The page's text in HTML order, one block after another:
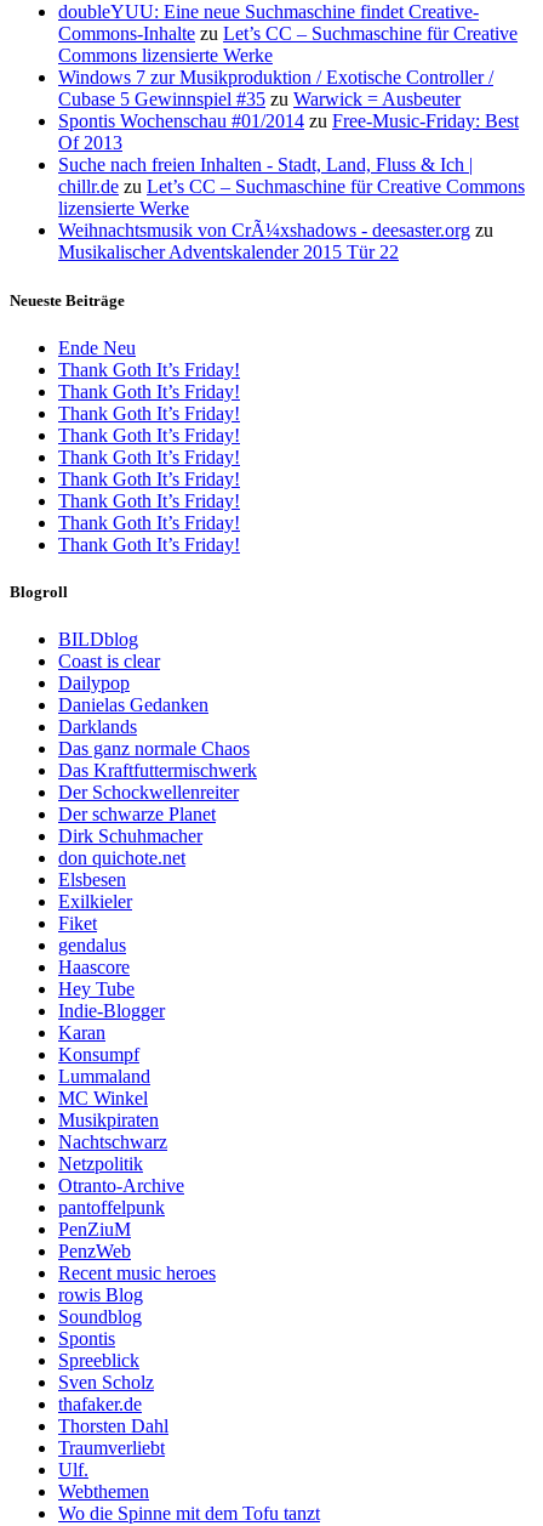
doubleYUU: Eine neue Suchmaschine findet Creative-
Commons-Inhalte zu Let’s CC – Suchmaschine für Creative
Commons lizensierte Werke
Windows 7 zur Musikproduktion / Exotische Controller /
Cubase 5 Gewinnspiel #35 zu Warwick = Ausbeuter
Spontis Wochenschau #01/2014 zu Free-Music-Friday: Best
Of 2013
Suche nach freien Inhalten - Stadt, Land, Fluss & Ich |
chillr.de zu Let’s CC – Suchmaschine für Creative Commons
lizensierte Werke
Weihnachtsmusik von CrÃ¼xshadows - deesaster.org zu
Musikalischer Adventskalender 2015 Tür 22
Neueste Beiträge
Ende Neu
Thank Goth It’s Friday!
Thank Goth It’s Friday!
Thank Goth It’s Friday!
Thank Goth It’s Friday!
Thank Goth It’s Friday!
Thank Goth It’s Friday!
Thank Goth It’s Friday!
Thank Goth It’s Friday!
Thank Goth It’s Friday!
Blogroll
BILDblog
Coast is clear
Dailypop
Danielas Gedanken
Darklands
Das ganz normale Chaos
Das Kraftfuttermischwerk
Der Schockwellenreiter
Der schwarze Planet
Dirk Schuhmacher
don quichote.net
Elsbesen
Exilkieler
Fiket
gendalus
Haascore
Hey Tube
Indie-Blogger
Karan
Konsumpf
Lummaland
MC Winkel
Musikpiraten
Nachtschwarz
Netzpolitik
Otranto-Archive
pantoffelpunk
PenZiuM
PenzWeb
Recent music heroes
rowis Blog
Soundblog
Spontis
Spreeblick
Sven Scholz
thafaker.de
Thorsten Dahl
Traumverliebt
Ulf.
Webthemen
Wo die Spinne mit dem Tofu tanzt